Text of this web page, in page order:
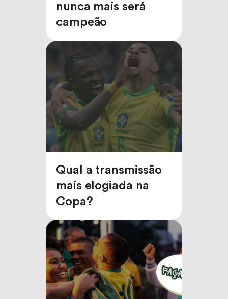
nunca mais será
campeão
Qual a transmissão
mais elogiada na
Copa?